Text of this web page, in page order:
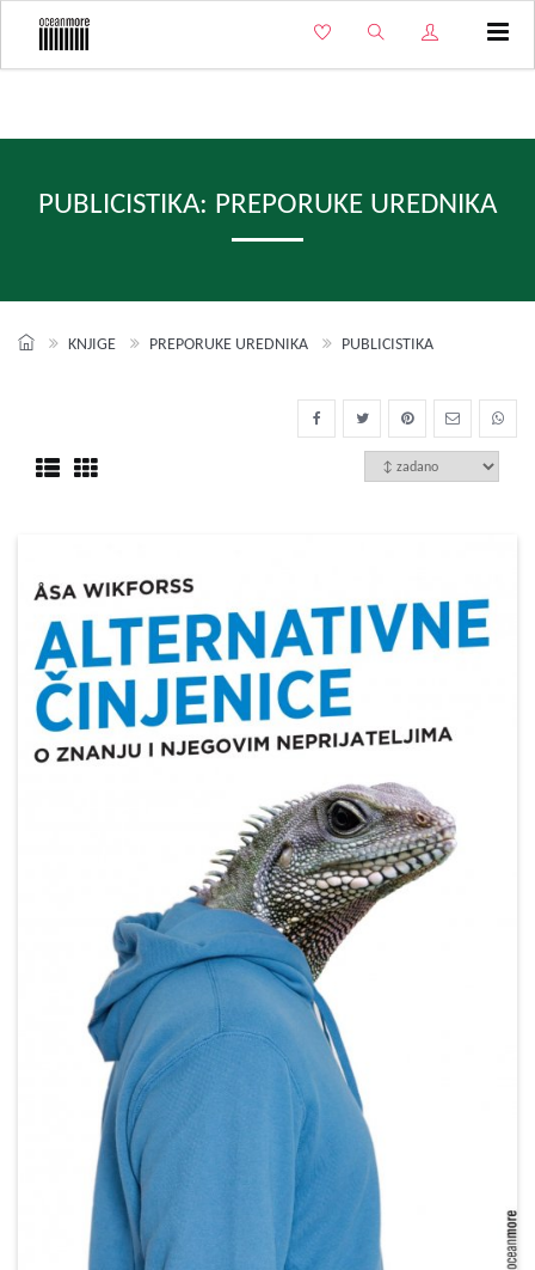
PUBLICISTIKA: PREPORUKE UREDNIKA
KNJIGE PREPORUKE UREDNIKA PUBLICISTIKA